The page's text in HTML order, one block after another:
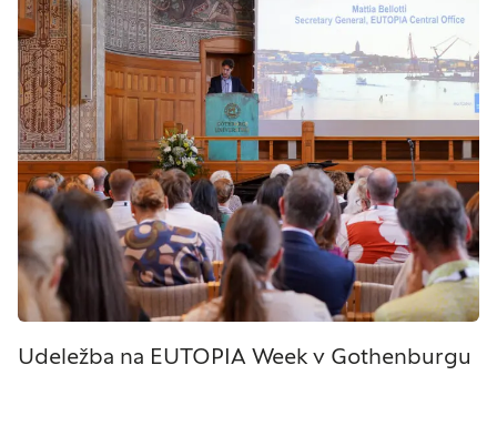
Udeležba na EUTOPIA Week v Gothenburgu
nato uporabijo za prikazovanje ustreznih oglasov
na drugih spletnih mestih. Pri delu uporabljajo
edinstveno prepoznavanje vašega brskalnika in
naprave. Če zavrnete uporabo teh piškotkov, ne
boste deležni našega ciljnega spletnega
oglaševanja.
Zavrni vse
Potrdi moje izbire